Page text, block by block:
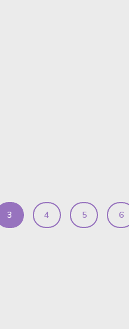
3 4 5 6